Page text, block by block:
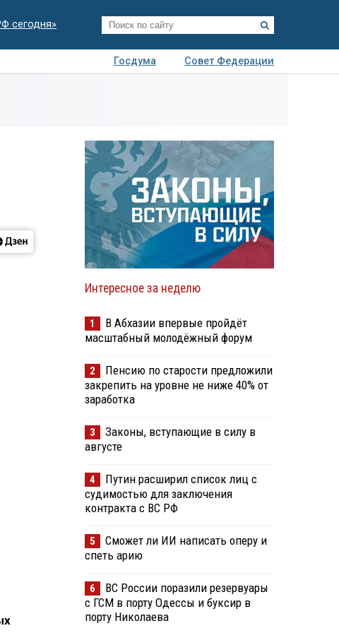
сегодня»
Госдума
Совет Федерации
Интересное за неделю
1
В Абхазии впервые пройдёт
масштабный молодёжный форум
2
Пенсию по старости предложили
закрепить на уровне не ниже 40% от
заработка
3
Законы, вступающие в силу в
августе
4
Путин расширил список лиц с
судимостью для заключения
контракта с ВС РФ
5
Сможет ли ИИ написать оперу и
спеть арию
6
ВС России поразили резервуары
с ГСМ в порту Одессы и буксир в
порту Николаева